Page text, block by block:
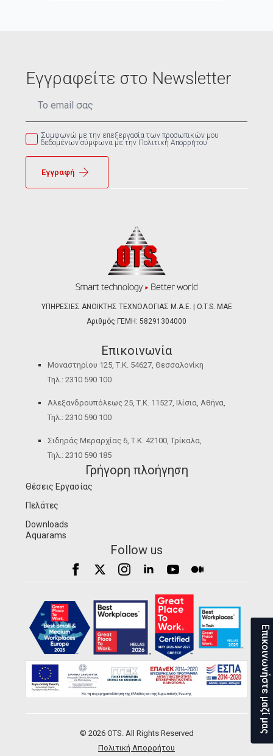
Εγγραφείτε στο Newsletter
Συμφωνώ με την επεξεργασία των προσωπικών μου
δεδομένων σύμφωνα με την Πολιτική Απορρήτου
Εγγραφή
ΥΠΗΡΕΣΙΕΣ ΑΝΟΙΚΤΗΣ ΤΕΧΝΟΛΟΓΙΑΣ Μ.Α.Ε. | O.T.S. ΜΑΕ
Αριθμός ΓΕΜΗ: 58291304000
Επικοινωνία
Μοναστηρίου 125, Τ.Κ. 54627, Θεσσαλονίκη
Τηλ.: 2310 590 100
Αλεξανδρουπόλεως 25, Τ.Κ. 11527, Ιλίσια, Αθήνα,
Τηλ.: 2310 590 100
Σιδηράς Μεραρχίας 6, Τ.Κ. 42100, Τρίκαλα,
Τηλ.: 2310 590 185
Γρήγορη πλοήγηση
Θέσεις Εργασίας
Πελάτες
Downloads
Aquarams
Follow us
© 2026 OTS. All Rights Reserved
Πολιτική Απορρήτου
Επικοινωνήστε μαζί μας